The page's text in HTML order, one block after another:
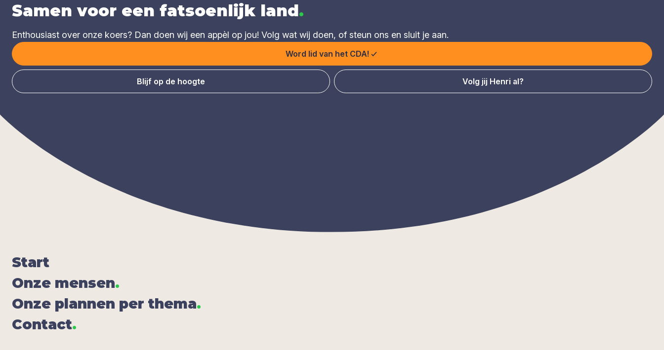
Samen voor een fatsoenlijk land.
Enthousiast over onze koers? Dan doen wij een appèl op jou! Volg wat wij doen, of steun ons en sluit je aan.
Word lid van het CDA!
Blijf op de hoogte Volg jij Henri al?
Start
Onze men­sen.
Onze plan­nen per the­ma.
Con­tact.